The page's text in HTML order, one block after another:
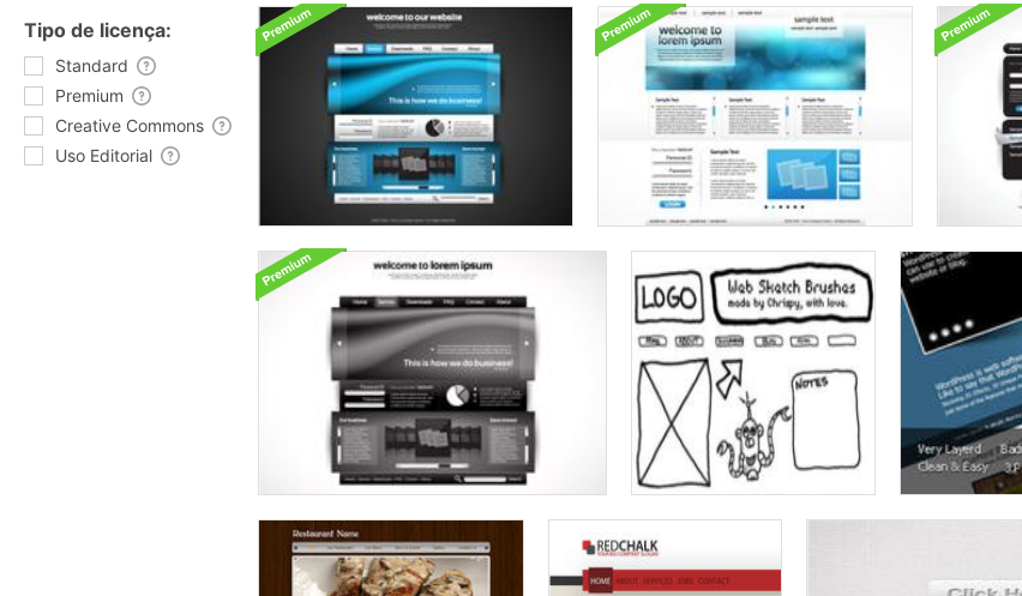
Tipo de licença:
Standard
Premium
Creative Commons
Uso Editorial